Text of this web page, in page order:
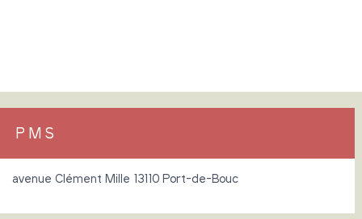
P M S
avenue Clément Mille 13110 Port-de-Bouc